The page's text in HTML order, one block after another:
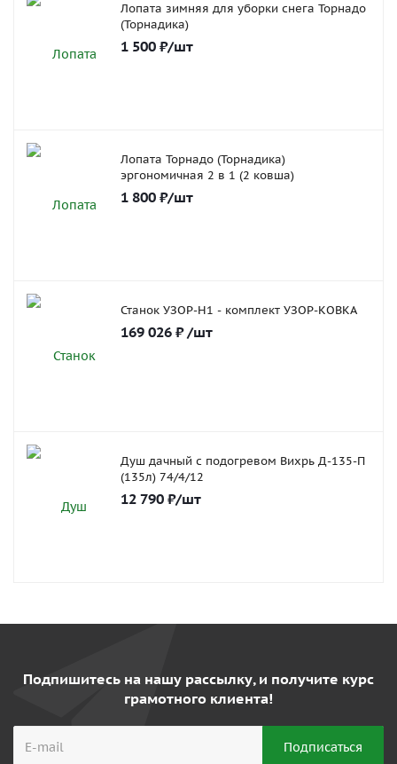
Лопата зимняя для уборки снега Торнадо
(Торнадика)
1 500 ₽/шт
Лопата Торнадо (Торнадика)
эргономичная 2 в 1 (2 ковша)
1 800 ₽/шт
Станок УЗОР-Н1 - комплект УЗОР-КОВКА
169 026 ₽ /шт
Душ дачный с подогревом Вихрь Д-135-П
(135л) 74/4/12
12 790 ₽/шт
Подпишитесь на нашу рассылку, и получите курс
грамотного клиента!